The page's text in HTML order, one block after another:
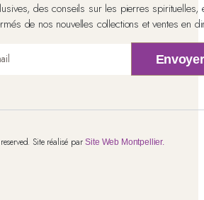
des conseils sur les pierres spirituelles,
de nos nouvelles collections et ventes en
Envoyer
Site réalisé parSite Web Montpellier.